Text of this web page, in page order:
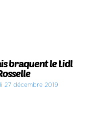
braquent le Lidl
27 décembre 2019